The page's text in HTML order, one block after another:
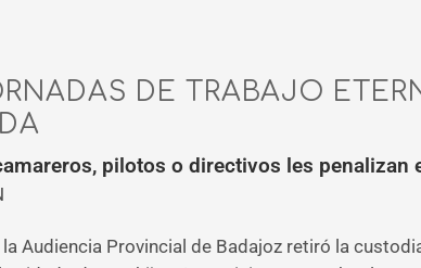
DE TRABAJO
pilotos o directivos les
la Audiencia Provincial de Badajoz retiró la